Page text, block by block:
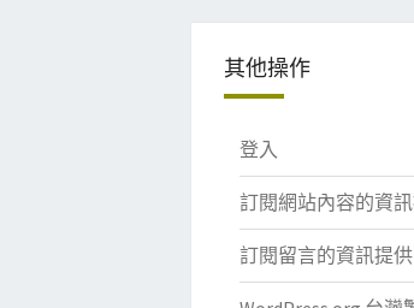
其他操作
登入
訂閱網站內容的資
訂閱留言的資訊提供